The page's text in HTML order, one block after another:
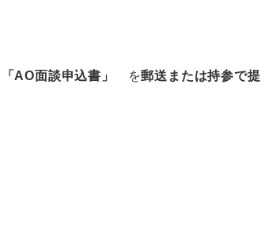
「AO面談申込書」 を郵送または持参で提